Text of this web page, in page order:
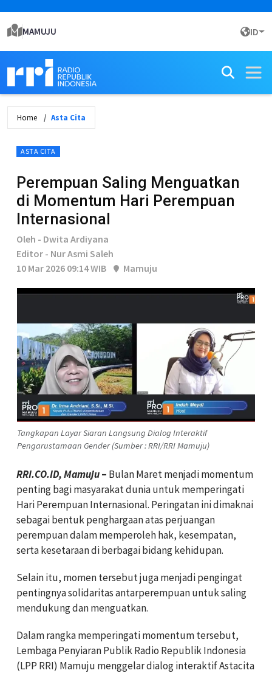
MAMUJU ID
Home Asta Cita
ASTA CITA
Perempuan Saling Menguatkan
di Momentum Hari Perempuan
Internasional
Oleh - Dwita Ardiyana
Editor - Nur Asmi Saleh
10 Mar 2026 09:14 WIB
Mamuju
Tangkapan Layar Siaran Langsung Dialog Interaktif
Pengarustamaan Gender (Sumber : RRI/RRI Mamuju)
RRI.CO.ID, Mamuju– Bulan Maret menjadi momentum
penting bagi masyarakat dunia untuk memperingati
Hari Perempuan Internasional. Peringatan ini dimaknai
sebagai bentuk penghargaan atas perjuangan
perempuan dalam memperoleh hak, kesempatan,
serta kesetaraan di berbagai bidang kehidupan.
Selain itu, momen tersebut juga menjadi pengingat
pentingnya solidaritas antarperempuan untuk saling
mendukung dan menguatkan.
Dalam rangka memperingati momentum tersebut,
Lembaga Penyiaran Publik Radio Republik Indonesia
(LPP RRI) Mamuju menggelar dialog interaktif Astacita